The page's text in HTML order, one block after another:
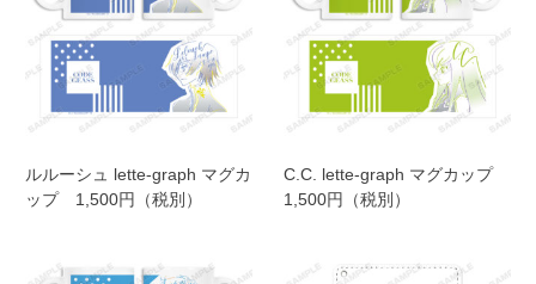
ルルーシュ lette-graph マグカ
ップ 1,500円（税別）
C.C. lette-graph マグカップ
1,500円（税別）